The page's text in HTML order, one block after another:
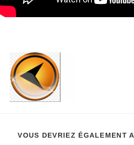
VOUS DEVRIEZ ÉGALEMENT